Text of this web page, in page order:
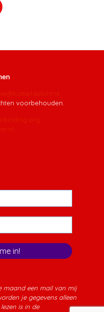
voorbehouden.
maand een mail van mij
je gegevens alleen
is in de